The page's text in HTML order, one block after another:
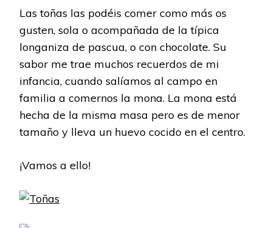
Las toñas las podéis comer como más os
gusten, sola o acompañada de la típica
longaniza de pascua, o con chocolate. Su
sabor me trae muchos recuerdos de mi
infancia, cuando salíamos al campo en
familia a comernos la mona. La mona está
hecha de la misma masa pero es de menor
tamaño y lleva un huevo cocido en el centro.
¡Vamos a ello!